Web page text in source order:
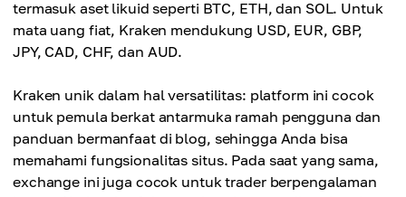
termasuk aset likuid seperti BTC, ETH, dan SOL. Untuk
mata uang fiat, Kraken mendukung USD, EUR, GBP,
JPY, CAD, CHF, dan AUD.
Kraken unik dalam hal versatilitas: platform ini cocok
untuk pemula berkat antarmuka ramah pengguna dan
panduan bermanfaat di blog, sehingga Anda bisa
memahami fungsionalitas situs. Pada saat yang sama,
exchange ini juga cocok untuk trader berpengalaman